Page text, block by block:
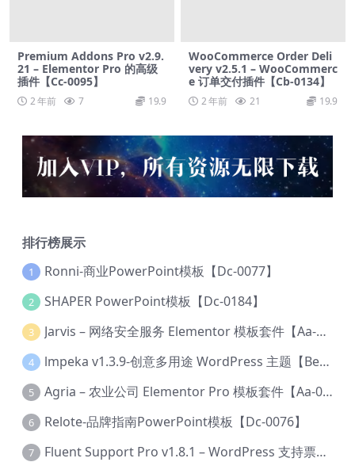
Premium Addons Pro v2.9.
21 – Elementor Pro 的高级
插件【Cc-0095】
2 年前 7 19.9
WooCommerce Order Deli
very v2.5.1 – WooCommerc
e 订单交付插件【Cb-0134】
2 年前 21 19.9
排行榜展示
1 Ronni-商业PowerPoint模板【Dc-0077】
2 SHAPER PowerPoint模板【Dc-0184】
3 Jarvis – 网络安全服务 Elementor 模板套件【Aa-0035】
4 lmpeka v1.3.9-创意多用途 WordPress 主题【Be-0064】
5 Agria – 农业公司 Elementor Pro 模板套件【Aa-0003】
6 Relote-品牌指南PowerPoint模板【Dc-0076】
7 Fluent Support Pro v1.8.1 – WordPress 支持票务系统【Cc-0041】